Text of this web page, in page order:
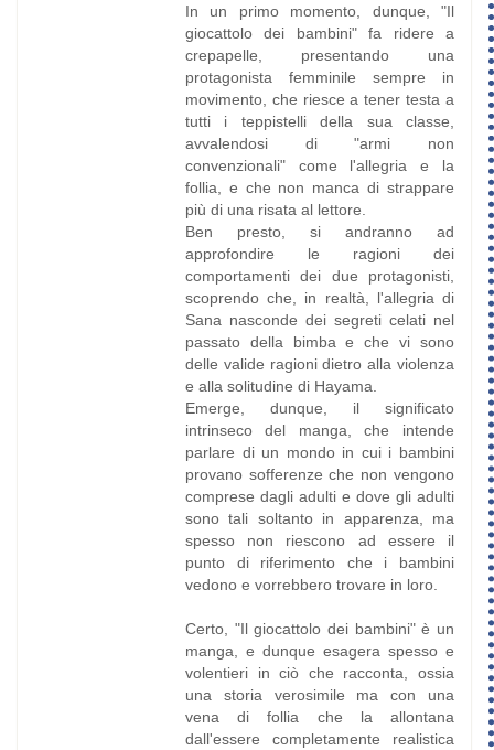
In un primo momento, dunque, "Il
giocattolo dei bambini" fa ridere a
crepapelle, presentando una
protagonista femminile sempre in
movimento, che riesce a tener testa a
tutti i teppistelli della sua classe,
avvalendosi di "armi non
convenzionali" come l'allegria e la
follia, e che non manca di strappare
più di una risata al lettore.
Ben presto, si andranno ad
approfondire le ragioni dei
comportamenti dei due protagonisti,
scoprendo che, in realtà, l'allegria di
Sana nasconde dei segreti celati nel
passato della bimba e che vi sono
delle valide ragioni dietro alla violenza
e alla solitudine di Hayama.
Emerge, dunque, il significato
intrinseco del manga, che intende
parlare di un mondo in cui i bambini
provano sofferenze che non vengono
comprese dagli adulti e dove gli adulti
sono tali soltanto in apparenza, ma
spesso non riescono ad essere il
punto di riferimento che i bambini
vedono e vorrebbero trovare in loro.
Certo, "Il giocattolo dei bambini" è un
manga, e dunque esagera spesso e
volentieri in ciò che racconta, ossia
una storia verosimile ma con una
vena di follia che la allontana
dall'essere completamente realistica